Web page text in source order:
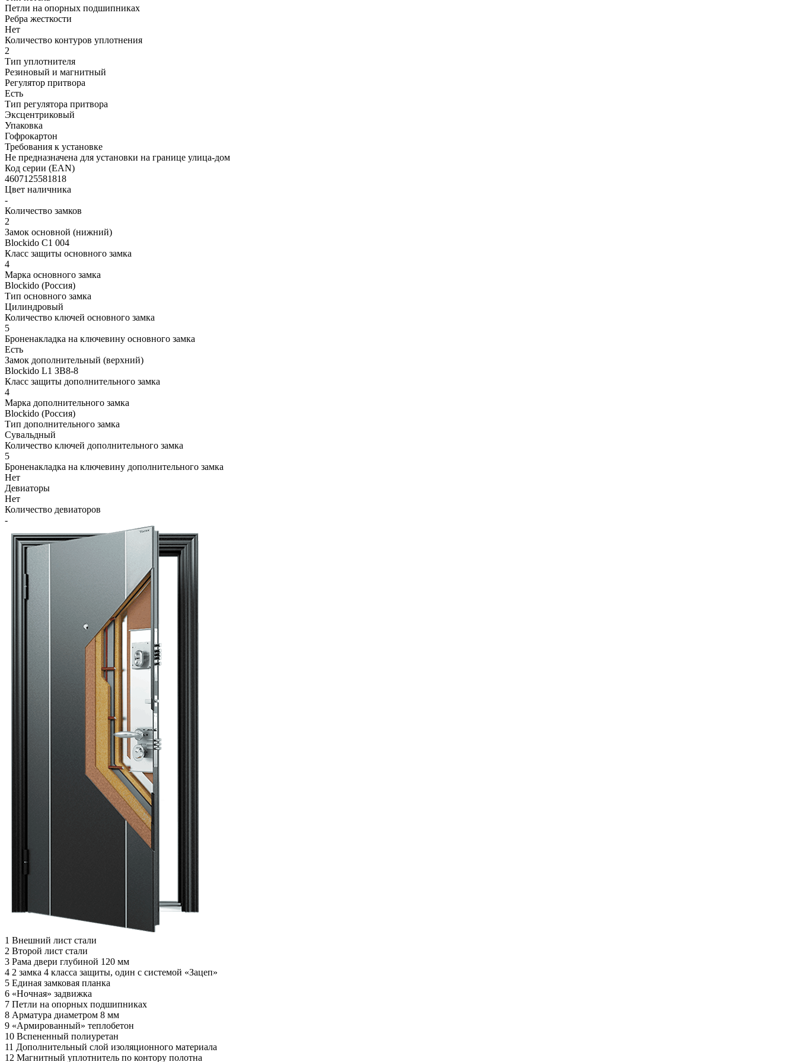
Петли на опорных подшипниках
Ребра жесткости
Нет
Количество контуров уплотнения
2
Тип уплотнителя
Резиновый и магнитный
Регулятор притвора
Есть
Тип регулятора притвора
Эксцентриковый
Упаковка
Гофрокартон
Требования к установке
Не предназначена для установки на границе улица-дом
Код серии (EAN)
4607125581818
Цвет наличника
-
Количество замков
2
Замок основной (нижний)
Blockido C1 004
Класс защиты основного замка
4
Марка основного замка
Blockido (Россия)
Тип основного замка
Цилиндровый
Количество ключей основного замка
5
Броненакладка на ключевину основного замка
Есть
Замок дополнительный (верхний)
Blockido L1 ЗВ8-8
Класс защиты дополнительного замка
4
Марка дополнительного замка
Blockido (Россия)
Тип дополнительного замка
Сувальдный
Количество ключей дополнительного замка
5
Броненакладка на ключевину дополнительного замка
Нет
Девиаторы
Нет
Количество девиаторов
-
1 Внешний лист стали
2 Второй лист стали
3 Рама двери глубиной 120 мм
4 2 замка 4 класса защиты, один с системой «Зацеп»
5 Единая замковая планка
6 «Ночная» задвижка
7 Петли на опорных подшипниках
8 Арматура диаметром 8 мм
9 «Армированный» теплобетон
10 Вспененный полиуретан
11 Дополнительный слой изоляционного материала
12 Магнитный уплотнитель по контору полотна